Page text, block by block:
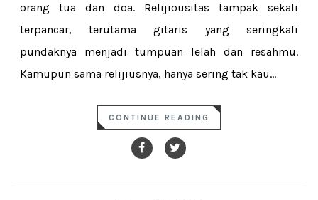
orang tua dan doa. Relijiousitas tampak sekali
terpancar, terutama gitaris yang seringkali
pundaknya menjadi tumpuan lelah dan resahmu.
Kamupun sama relijiusnya, hanya sering tak kau...
CONTINUE READING